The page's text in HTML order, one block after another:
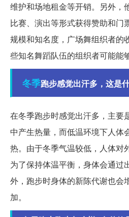
维护和场地租金等开销。另外，
比赛、演出等形式获得赞助和门
规模和知名度，广场舞组织者的
些知名舞蹈队伍的组织者可能能
冬季跑步感觉出汗多，这是
在冬季跑步时感觉出汗多，主要
中产生热量，而低温环境下人体
热。由于冬季气温较低，人体对
为了保持体温平衡，身体会通过
外，跑步时身体的新陈代谢也会
加。